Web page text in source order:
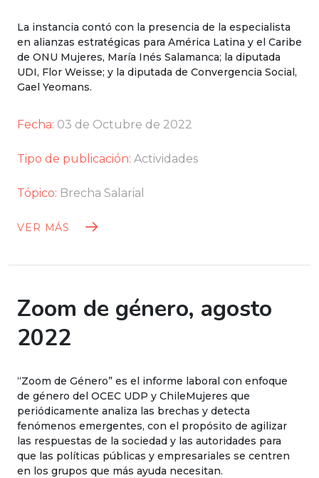
La instancia contó con la presencia de la especialista
en alianzas estratégicas para América Latina y el Caribe
de ONU Mujeres, María Inés Salamanca; la diputada
UDI, Flor Weisse; y la diputada de Convergencia Social,
Gael Yeomans.
Fecha: 03 de Octubre de 2022
Tipo de publicación: Actividades
Tópico: Brecha Salarial
VER MÁS
Zoom de género, agosto
2022
“Zoom de Género” es el informe laboral con enfoque
de género del OCEC UDP y ChileMujeres que
periódicamente analiza las brechas y detecta
fenómenos emergentes, con el propósito de agilizar
las respuestas de la sociedad y las autoridades para
que las políticas públicas y empresariales se centren
en los grupos que más ayuda necesitan.